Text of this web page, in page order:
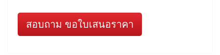
สอบถาม ขอใบเสนอราคา